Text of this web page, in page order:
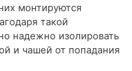
монтируются
такой
надежно изолировать
и чашей от попадания